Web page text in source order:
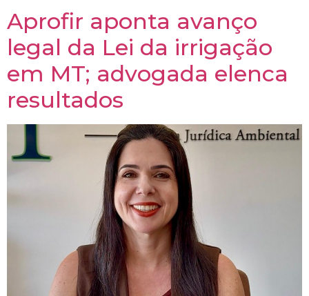
Aprofir aponta avanço
legal da Lei da irrigação
em MT; advogada elenca
resultados